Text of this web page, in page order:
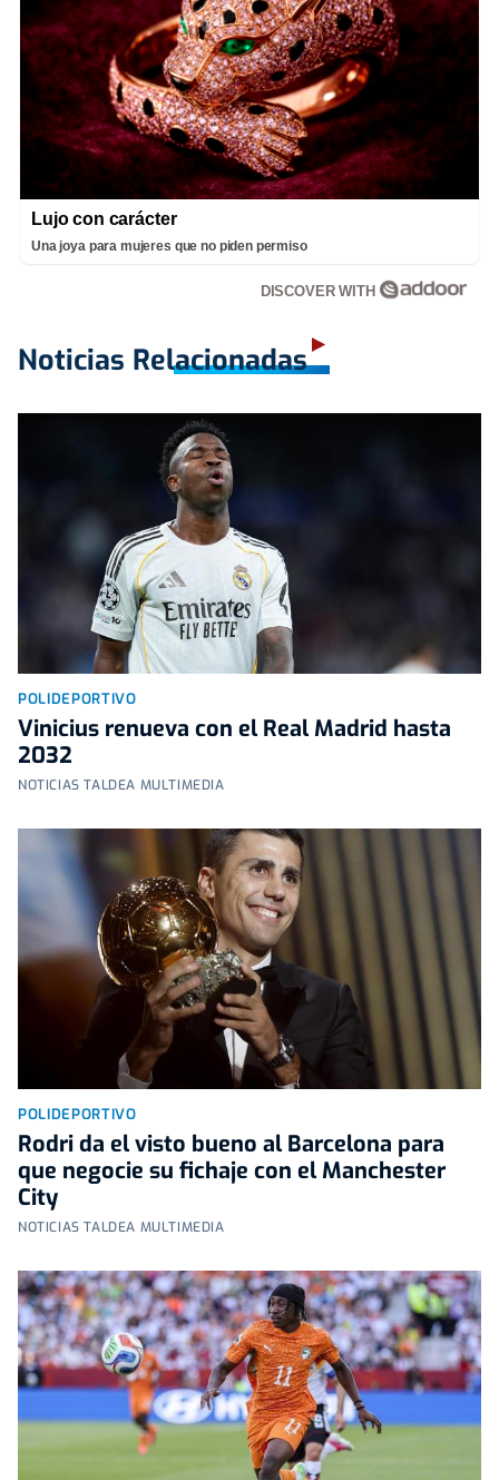
Lujo con carácter
Una joya para mujeres que no piden permiso
DISCOVER WITH
Noticias Relacionadas
POLIDEPORTIVO
Vinicius renueva con el Real Madrid hasta
2032
NOTICIAS TALDEA MULTIMEDIA
POLIDEPORTIVO
Rodri da el visto bueno al Barcelona para
que negocie su fichaje con el Manchester
City
NOTICIAS TALDEA MULTIMEDIA